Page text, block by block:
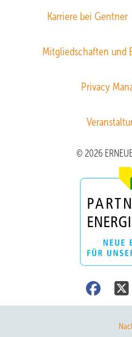
Karriere bei Gentner
Mitgliedschaften und
Privacy
© 2026